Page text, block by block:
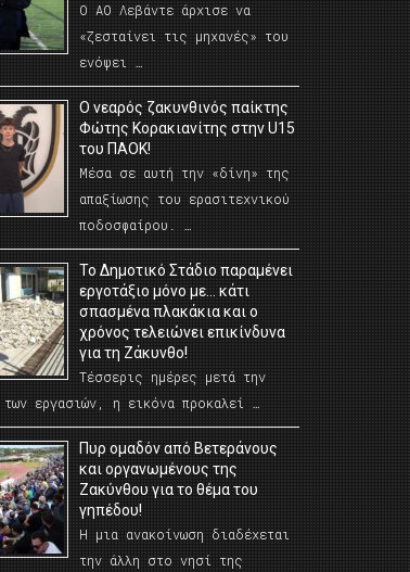
Ο ΑΟ Λεβάντε άρχισε να
«ζεσταίνει τις μηχανές» του
ενόψει …
O νεαρός ζακυνθινός παίκτης
Φώτης Κορακιανίτης στην U15
του ΠΑΟΚ!
Μέσα σε αυτή την «δίνη» της
απαξίωσης του ερασιτεχνικού
ποδοσφαίρου. …
Το Δημοτικό Στάδιο παραμένει
εργοτάξιο μόνο με… κάτι
σπασμένα πλακάκια και ο
χρόνος τελειώνει επικίνδυνα
για τη Ζάκυνθο!
Τέσσερις ημέρες μετά την
των εργασιών, η εικόνα προκαλεί …
Πυρ ομαδόν από Βετεράνους
και οργανωμένους της
Ζακύνθου για το θέμα του
γηπέδου!
Η μια ανακοίνωση διαδέχεται
την άλλη στο νησί της